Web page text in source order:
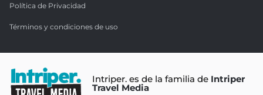
Política de Privacidad
Términos y condiciones de uso
Intriper. es de la familia de Intriper
Travel Media